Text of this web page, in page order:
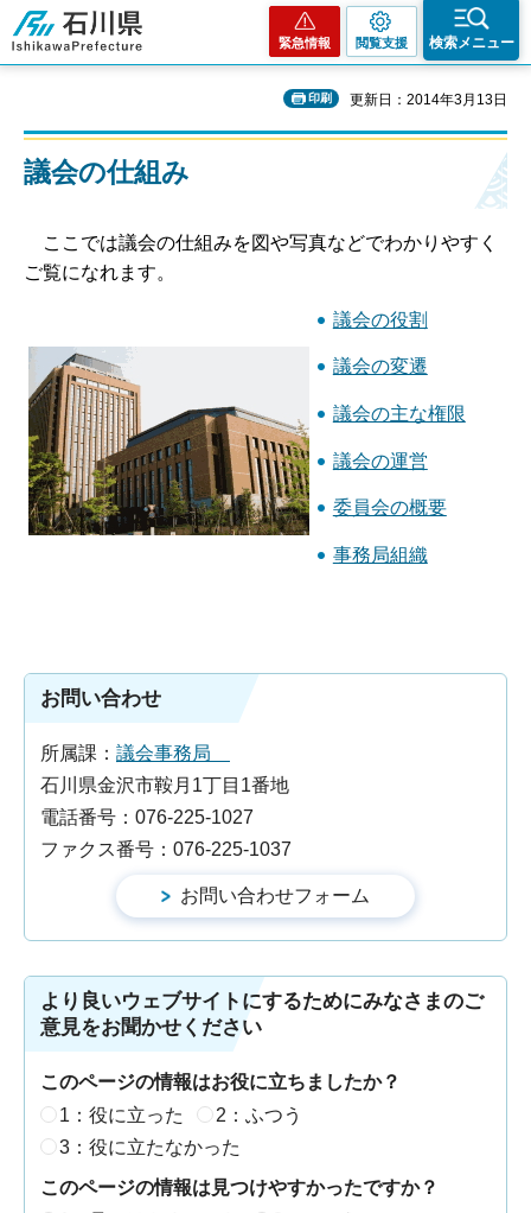
石川県
緊急情報 閲覧支援 検索メニュー
印刷 更新日：2014年3月13日
議会の仕組み
こ こでは議会の仕組みを図や写真などでわかりやすく
ご覧になれます。
議会の役割
議会の変遷
議会の主な権限
議会の運営
委員会の概要
事務局組織
お問い合わせ
所属課： 議会事務局
石川県金沢市鞍月1丁目1番地
電話番号：076-225-1027
ファクス番号：076-225-1037
より良いウェブサイトにするためにみなさまのご
意見をお聞かせください
このページの情報はお役に立ちましたか？
1：役に立った
2：ふつう
3：役に立たなかった
このページの情報は見つけやすかったですか？